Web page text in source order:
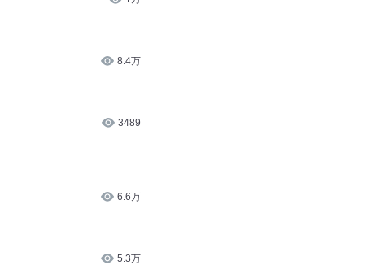
8.4万
3489
6.6万
5.3万